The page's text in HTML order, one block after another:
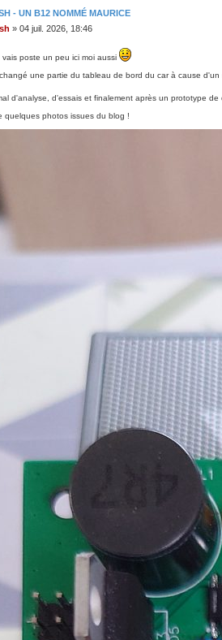
- UN B12 NOMMÉ MAURICE
» 04 juil. 2026, 18:46
vais poste un peu ici moi aussi
une partie du tableau de bord du car à cause
d'analyse, d'essais et finalement après un prototype
quelques photos issues du blog !